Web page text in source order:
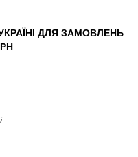
ДЛЯ ЗАМОВЛЕНЬ